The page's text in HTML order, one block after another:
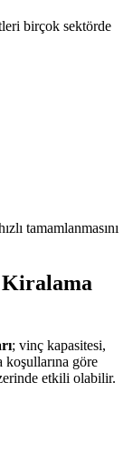
birçok sektörde
tamamlanmasını
Kiralama
; vinç kapasitesi,
koşullarına göre
etkili olabilir.